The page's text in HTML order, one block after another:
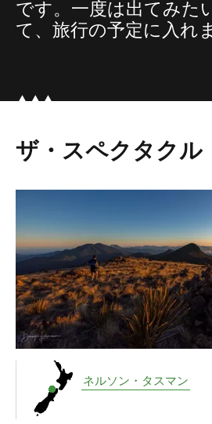
です。一度は出てみた
て、旅行の予定に入れ
ザ・スペクタクル
ネルソン・タスマン